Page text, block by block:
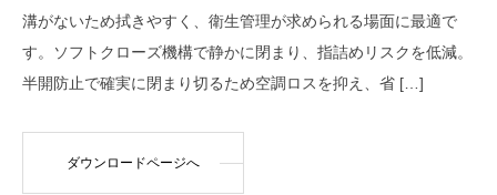
溝がないため拭きやすく、衛生管理が求められる場面に最適で
す。ソフトクローズ機構で静かに閉まり、指詰めリスクを低減。
半開防止で確実に閉まり切るため空調ロスを抑え、省 […]
ダウンロードページへ